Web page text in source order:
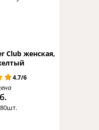
Club женская,
4.7/6